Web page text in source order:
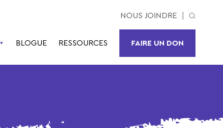
NOUS JOINDRE
BLOGUE RESSOURCES FAIRE UN DON